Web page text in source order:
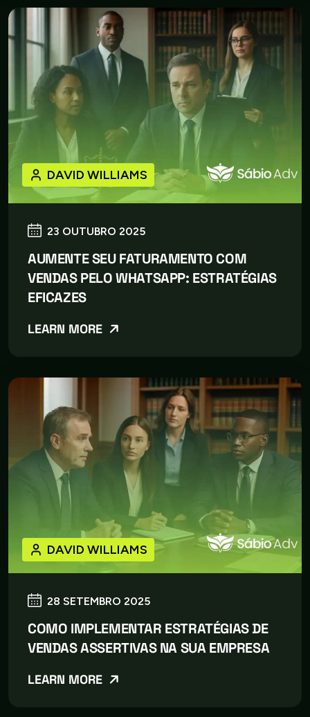
23 OUTUBRO 2025
DAVID WILLIAMS
AUMENTE SEU FATURAMENTO COM
VENDAS PELO WHATSAPP: ESTRATÉGIAS
EFICAZES
LEARN MORE
28 SETEMBRO 2025
DAVID WILLIAMS
COMO IMPLEMENTAR ESTRATÉGIAS DE
VENDAS ASSERTIVAS NA SUA EMPRESA
LEARN MORE